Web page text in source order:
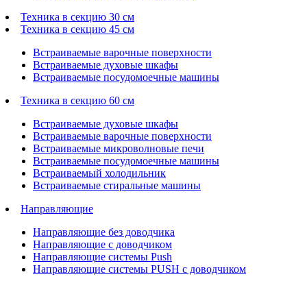
Техника в секцию 30 см
Техника в секцию 45 см
Встраиваемые варочные поверхности
Встраиваемые духовые шкафы
Встраиваемые посудомоечные машины
Техника в секцию 60 см
Встраиваемые духовые шкафы
Встраиваемые варочные поверхности
Встраиваемые микроволновые печи
Встраиваемые посудомоечные машины
Встраиваемый холодильник
Встраиваемые стиральные машины
Направляющие
Направляющие без доводчика
Направляющие с доводчиком
Направляющие системы Push
Направляющие системы PUSH с доводчиком